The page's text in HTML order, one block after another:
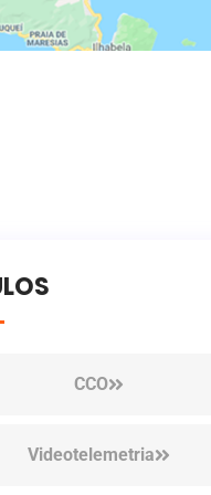
CCO
Videotelemetria